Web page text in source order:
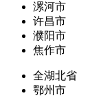
漯河市
许昌市
濮阳市
焦作市
全湖北省
鄂州市